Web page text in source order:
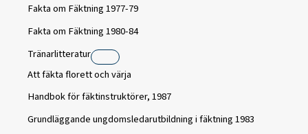
Fakta om Fäktning 1977-79
Fakta om Fäktning 1980-84
Tränarlitteratur
Att fäkta florett och värja
Handbok för fäktinstruktörer, 1987
Grundläggande ungdomsledarutbildning i fäktning 1983